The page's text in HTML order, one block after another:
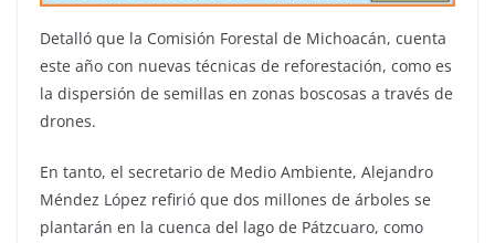
Detalló que la Comisión Forestal de Michoacán, cuenta
este año con nuevas técnicas de reforestación, como es
la dispersión de semillas en zonas boscosas a través de
drones.
En tanto, el secretario de Medio Ambiente, Alejandro
Méndez López refirió que dos millones de árboles se
plantarán en la cuenca del lago de Pátzcuaro, como